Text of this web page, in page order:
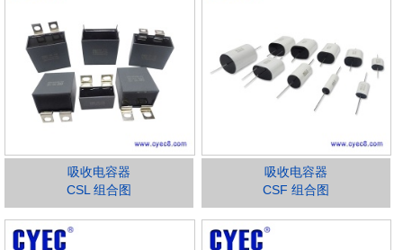
吸收电容器
CSL 组合图
吸收电容器
CSF 组合图